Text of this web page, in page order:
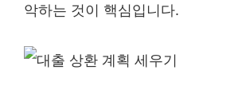
악하는 것이 핵심입니다.